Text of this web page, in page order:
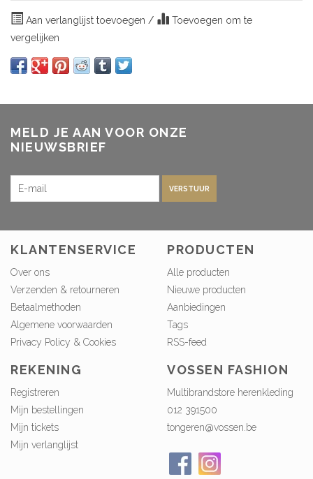
Aan verlanglijst toevoegen /
Toevoegen om te
vergelijken
MELD JE AAN VOOR ONZE
NIEUWSBRIEF
VERSTUUR
KLANTENSERVICE
Over ons
Verzenden & retourneren
Betaalmethoden
Algemene voorwaarden
Privacy Policy & Cookies
PRODUCTEN
Alle producten
Nieuwe producten
Aanbiedingen
Tags
RSS-feed
REKENING
Registreren
Mijn bestellingen
Mijn tickets
Mijn verlanglijst
VOSSEN FASHION
Multibrandstore herenkleding
012 391500
tongeren@vossen.be